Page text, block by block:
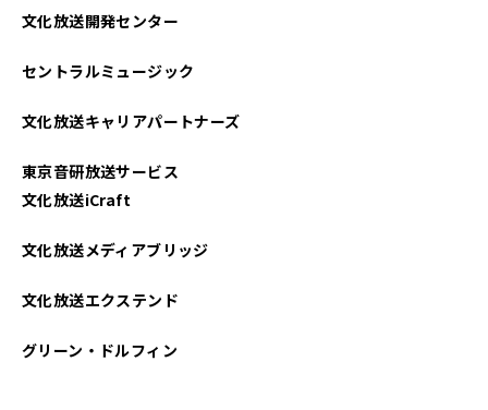
文化放送開発センター
セントラルミュージック
文化放送キャリアパートナーズ
東京音研放送サービス
文化放送iCraft
文化放送メディアブリッジ
文化放送エクステンド
グリーン・ドルフィン